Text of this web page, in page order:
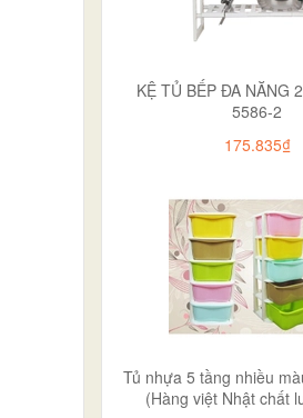
KỆ TỦ BẾP ĐA NĂNG
5586-2
175.835₫
Tủ nhựa 5 tầng nhiều
(Hàng việt Nhật chất